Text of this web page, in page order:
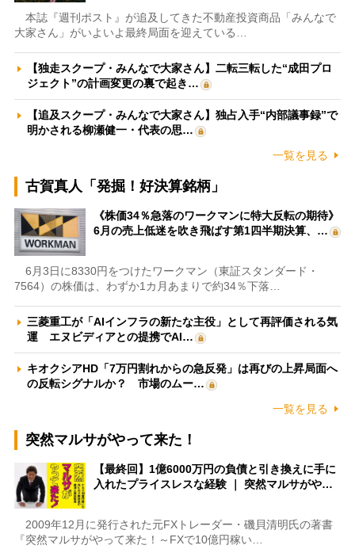
本誌『週刊ポスト』が追及してきた不動産投資商品「みんなで
大家さん」がいよいよ最終局面を迎えている…
【独走スクープ・みんなで大家さん】二転三転した“成田プロ
ジェクト”の計画変更の裏で起き…
【追及スクープ・みんなで大家さん】独占入手“内部議事録”で
明かされる柳瀬健一・代表の思…
一覧を見る
古賀真人「発掘！好決算銘柄」
《株価34％急落のワークマンに特大反転の期待》
6月の売上低迷を吹き飛ばす第1四半期決算、…
6月3日に8330円をつけたワークマン（東証スタンダード・
7564）の株価は、わずか1カ月あまりで約34％下落…
三菱重工が「AIインフラの新たな主役」として再評価される気
運 エヌビディアとの提携でAI…
キオクシアHD「7万円割れからの急反発」は再びの上昇局面へ
の反転シグナルか？ 市場のムー…
一覧を見る
突然マルサがやって来た！
【最終回】1億6000万円の負債と引き換えに手に
入れたプライスレスな経験 ｜ 突然マルサがや…
2009年12月に発行された元FXトレーダー・磯貝清明氏の著書
『突然マルサがやって来た！～FXで10億円稼い…